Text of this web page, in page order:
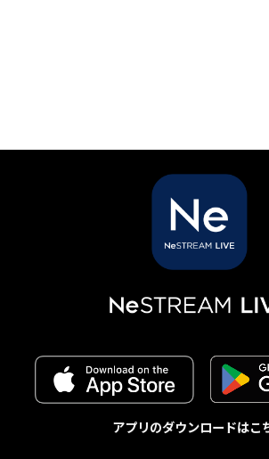
アプリのダウンロードはこ